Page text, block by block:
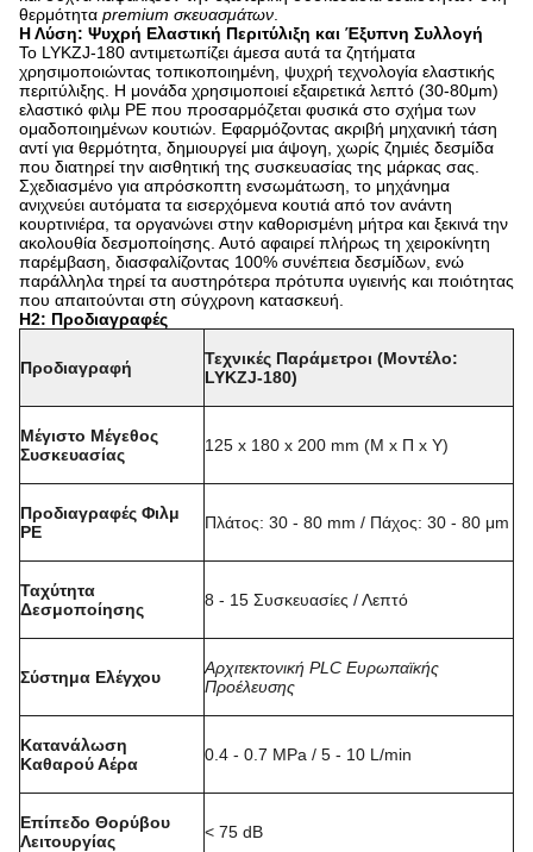
θερμότητα premium σκευασμάτων
Η Λύση: Ψυχρή Ελαστική Περιτύλιξη και Έξυπνη Συλλογή
Το LYKZJ-180 αντιμετωπίζει άμεσα αυτά τα ζητήματα
χρησιμοποιώντας τοπικοποιημένη, ψυχρή τεχνολογία ελαστικής
περιτύλιξης. Η μονάδα χρησιμοποιεί εξαιρετικά λεπτό (30-80μm)
ελαστικό φιλμ PE που προσαρμόζεται φυσικά στο σχήμα των
ομαδοποιημένων κουτιών. Εφαρμόζοντας ακριβή μηχανική τάση
αντί για θερμότητα, δημιουργεί μια άψογη, χωρίς ζημιές δεσμίδα
που διατηρεί την αισθητική της συσκευασίας της μάρκας σας.
Σχεδιασμένο για απρόσκοπτη ενσωμάτωση, το μηχάνημα
ανιχνεύει αυτόματα τα εισερχόμενα κουτιά από τον ανάντη
κουρτινιέρα, τα οργανώνει στην καθορισμένη μήτρα και ξεκινά την
ακολουθία δεσμοποίησης. Αυτό αφαιρεί πλήρως τη χειροκίνητη
παρέμβαση, διασφαλίζοντας 100% συνέπεια δεσμίδων, ενώ
παράλληλα τηρεί τα αυστηρότερα πρότυπα υγιεινής και ποιότητας
που απαιτούνται στη σύγχρονη κατασκευή.
H2: Προδιαγραφές
Προδιαγραφή
Τεχνικές Παράμετροι (Μοντέλο:
LYKZJ-180)
Μέγιστο Μέγεθος
Συσκευασίας
125 x 180 x 200 mm (Μ x Π x Υ)
Προδιαγραφές Φιλμ
PE
Πλάτος: 30 - 80 mm / Πάχος: 30 - 80 μm
Ταχύτητα
Δεσμοποίησης
8 - 15 Συσκευασίες / Λεπτό
Σύστημα Ελέγχου
Αρχιτεκτονική PLC Ευρωπαϊκής
Προέλευσης
Κατανάλωση
Καθαρού Αέρα
0.4 - 0.7 MPa / 5 - 10 L/min
Επίπεδο Θορύβου
Λειτουργίας
< 75 dB